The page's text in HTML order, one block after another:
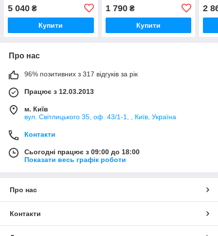
5 040 ₴
Купити
1 790₴
Купити
2
Про нас
96% позитивних з 317 відгуків за рік
Працює з 12.03.2013
м. Київ
вул. Світлицького 35, оф. 43/1-1, , Київ, Україна
Контакти
Сьогодні працює з 09:00 до 18:00
Показати весь графік роботи
Про нас
Контакти